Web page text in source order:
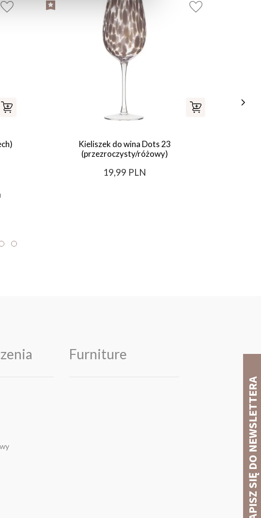
Kieliszek do wina Dots 23
(przezroczysty/różowy)
19,99 PLN
Furniture